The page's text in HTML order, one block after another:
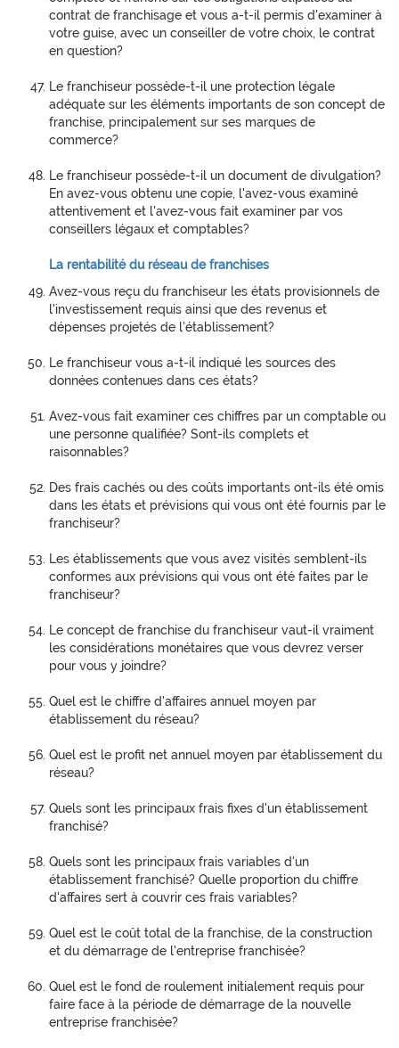
contrat de franchisage et vous a-t-il permis d'examiner à
votre guise, avec un conseiller de votre choix, le contrat
en question?
Le franchiseur possède-t-il une protection légale
adéquate sur les éléments importants de son concept de
franchise, principalement sur ses marques de
commerce?
Le franchiseur possède-t-il un document de divulgation?
En avez-vous obtenu une copie, l'avez-vous examiné
attentivement et l'avez-vous fait examiner par vos
conseillers légaux et comptables?
La rentabilité du réseau de franchises
Avez-vous reçu du franchiseur les états provisionnels de
l'investissement requis ainsi que des revenus et
dépenses projetés de l'établissement?
Le franchiseur vous a-t-il indiqué les sources des
données contenues dans ces états?
Avez-vous fait examiner ces chiffres par un comptable ou
une personne qualifiée? Sont-ils complets et
raisonnables?
Des frais cachés ou des coûts importants ont-ils été omis
dans les états et prévisions qui vous ont été fournis par le
franchiseur?
Les établissements que vous avez visités semblent-ils
conformes aux prévisions qui vous ont été faites par le
franchiseur?
Le concept de franchise du franchiseur vaut-il vraiment
les considérations monétaires que vous devrez verser
pour vous y joindre?
Quel est le chiffre d'affaires annuel moyen par
établissement du réseau?
Quel est le profit net annuel moyen par établissement du
réseau?
Quels sont les principaux frais fixes d'un établissement
franchisé?
Quels sont les principaux frais variables d'un
établissement franchisé? Quelle proportion du chiffre
d'affaires sert à couvrir ces frais variables?
Quel est le coût total de la franchise, de la construction
et du démarrage de l'entreprise franchisée?
Quel est le fond de roulement initialement requis pour
faire face à la période de démarrage de la nouvelle
entreprise franchisée?